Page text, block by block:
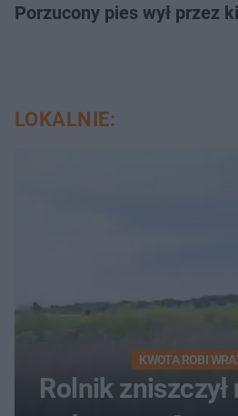
Porzucony pies wył przez
LOKALNIE:
KWOTA ROBI
Rolnik